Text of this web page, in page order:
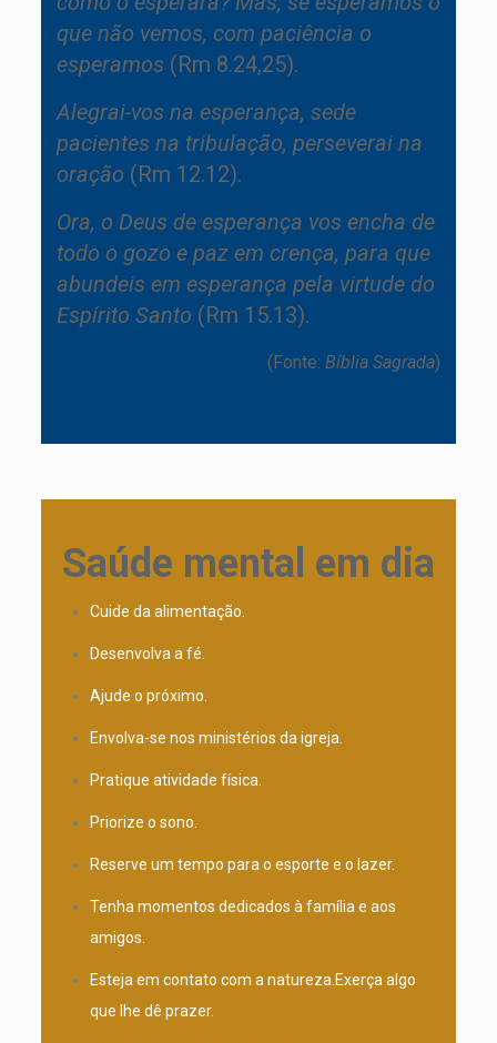
que não vemos, com paciência o
esperamos (Rm 8.24,25).
Alegrai-vos na esperança, sede
pacientes na tribulação, perseverai na
oração (Rm 12.12).
Ora, o Deus de esperança vos encha de
todo o gozo e paz em crença, para que
abundeis em esperança pela virtude do
Espírito Santo (Rm 15.13).
(Fonte:Bíblia Sagrada)
Saúde mental em dia
Cuide da alimentação.
Desenvolva a fé.
Ajude o próximo.
Envolva-se nos ministérios da igreja.
Pratique atividade física.
Priorize o sono.
Reserve um tempo para o esporte e o lazer.
Tenha momentos dedicados à família e aos
amigos.
Esteja em contato com a natureza.Exerça algo
que lhe dê prazer.